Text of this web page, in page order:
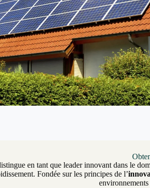
en tant que leader innovant dans le
Fondée sur les principes de l’